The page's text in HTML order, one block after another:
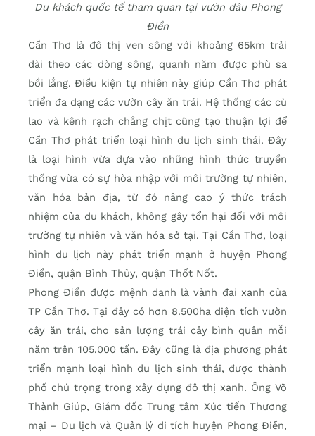
Du khách quốc tế tham quan tại vườn dâu Phong
Điền
Cần Thơ là đô thị ven sông với khoảng 65km trải
dài theo các dòng sông, quanh năm được phù sa
bồi lắng. Điều kiện tự nhiên này giúp Cần Thơ phát
triển đa dạng các vườn cây ăn trái. Hệ thống các cù
lao và kênh rạch chằng chịt cũng tạo thuận lợi để
Cần Thơ phát triển loại hình du lịch sinh thái. Đây
là loại hình vừa dựa vào những hình thức truyền
thống vừa có sự hòa nhập với môi trường tự nhiên,
văn hóa bản địa, từ đó nâng cao ý thức trách
nhiệm của du khách, không gây tổn hại đối với môi
trường tự nhiên và văn hóa sở tại. Tại Cần Thơ, loại
hình du lịch này phát triển mạnh ở huyện Phong
Điền, quận Bình Thủy, quận Thốt Nốt.
Phong Điền được mệnh danh là vành đai xanh của
TP Cần Thơ. Tại đây có hơn 8.500ha diện tích vườn
cây ăn trái, cho sản lượng trái cây bình quân mỗi
năm trên 105.000 tấn. Đây cũng là địa phương phát
triển mạnh loại hình du lịch sinh thái, được thành
phố chú trọng trong xây dựng đô thị xanh. Ông Võ
Thành Giúp, Giám đốc Trung tâm Xúc tiến Thương
mại – Du lịch và Quản lý di tích huyện Phong Ðiền,